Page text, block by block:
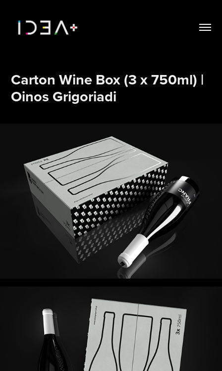
Carton Wine Box (3 x 750ml) |
Oinos Grigoriadi